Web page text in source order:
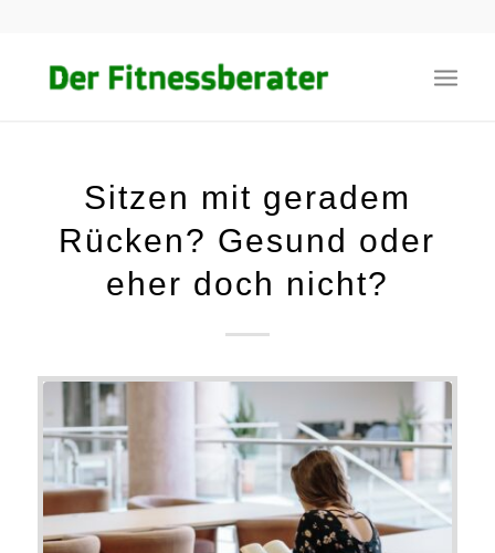
Sitzen mit geradem
Rücken? Gesund oder
eher doch nicht?